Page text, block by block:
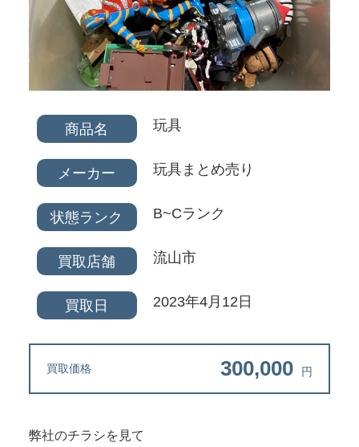
商品名 玩具
メーカー 玩具まとめ売り
状態ランク B~Cランク
買取店舗 流山市
買取日 2023年4月12日
買取価格 300,000 円
弊社のチラシを見て